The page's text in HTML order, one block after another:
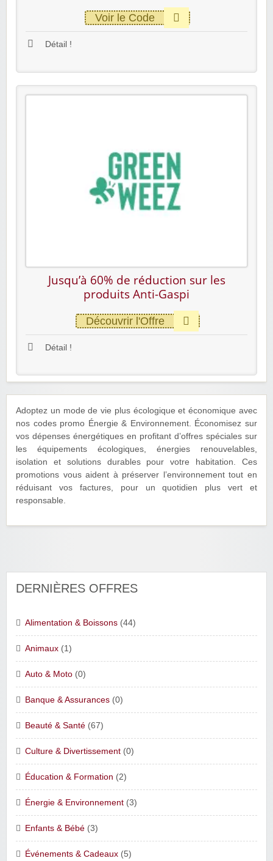
Voir le Code
Détail !
Jusqu’à 60% de réduction sur les
produits Anti-Gaspi
Découvrir l'Offre
Détail !
Adoptez un mode de vie plus écologique et économique avec
nos codes promo Énergie & Environnement. Économisez sur
vos dépenses énergétiques en profitant d’offres spéciales sur
les équipements écologiques, énergies renouvelables,
isolation et solutions durables pour votre habitation. Ces
promotions vous aident à préserver l’environnement tout en
réduisant vos factures, pour un quotidien plus vert et
responsable.
DERNIÈRES OFFRES
Alimentation & Boissons (44)
Animaux (1)
Auto & Moto (0)
Banque & Assurances (0)
Beauté & Santé (67)
Culture & Divertissement (0)
Éducation & Formation (2)
Énergie & Environnement (3)
Enfants & Bébé (3)
Événements & Cadeaux (5)